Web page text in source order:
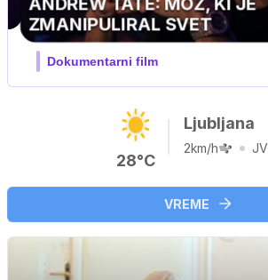
MOJ PRIJATELJ PINGVIN
Film meseca / družinski, pustolovski
28°C
Ljubljana
2km/h JV
VREME